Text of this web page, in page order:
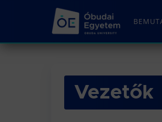
Vezetők